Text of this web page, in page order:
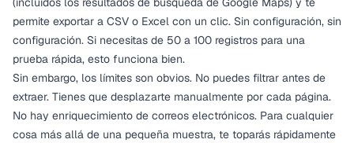
permite exportar a CSV o Excel con un clic. Sin configuración, sin
configuración. Si necesitas de 50 a 100 registros para una
prueba rápida, esto funciona bien.
Sin embargo, los límites son obvios. No puedes filtrar antes de
extraer. Tienes que desplazarte manualmente por cada página.
No hay enriquecimiento de correos electrónicos. Para cualquier
cosa más allá de una pequeña muestra, te toparás rápidamente